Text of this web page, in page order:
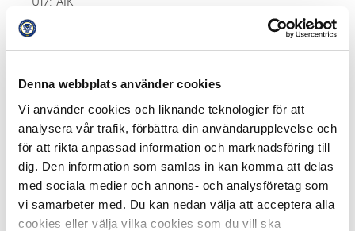
Denna webbplats använder cookies
Vi använder cookies och liknande teknologier för att
analysera vår trafik, förbättra din användarupplevelse och
för att rikta anpassad information och marknadsföring till
dig. Den information som samlas in kan komma att delas
med sociala medier och annons- och analysföretag som
vi samarbeter med. Du kan nedan välja att acceptera alla
cookies eller välja vilka cookies som du vill ska
U19: Malmö FF
U19: Malmö FF
2015:
U16: IFK Lidingö
U17: Örebro
U19: Hammarby
2016: